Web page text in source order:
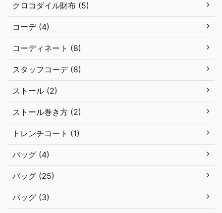
クロコダイル財布 (5)
コーデ (4)
コーディネート (8)
スタッフコーデ (8)
ストール (2)
ストール巻き方 (2)
トレンチコート (1)
バッグ (4)
バッグ (25)
バッグ (3)